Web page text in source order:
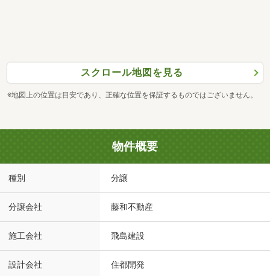
スクロール地図を見る
※地図上の位置は目安であり、正確な位置を保証するものではございません。
物件概要
種別 分譲
分譲会社 藤和不動産
施工会社 飛島建設
設計会社 住都開発